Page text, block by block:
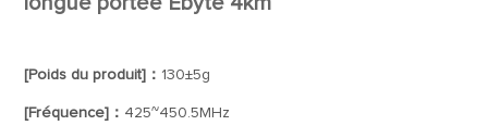
[Poids du produit]： 130±5g
[Fréquence]： 425~450.5MHz